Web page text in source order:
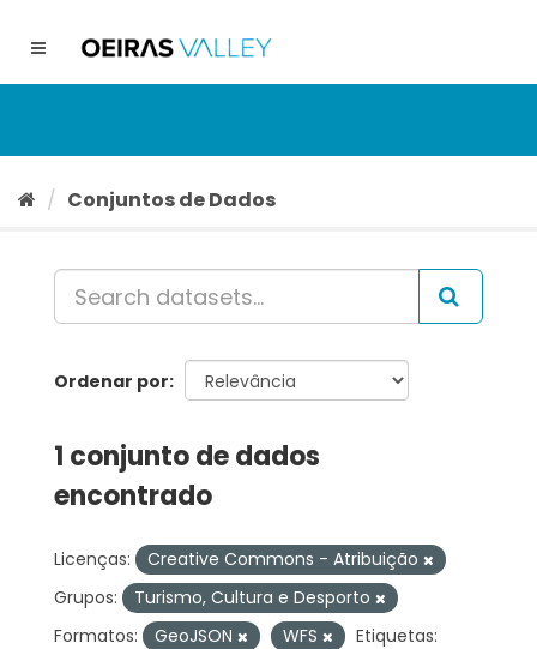
conteúdo
Toggle
Conjuntos de Dados
Ordenar por
1 conjunto de dados
encontrado
Licenças:
Creative Commons - Atribuição
Grupos:
Turismo, Cultura e Desporto
Formatos:
GeoJSON WFS
Etiquetas: